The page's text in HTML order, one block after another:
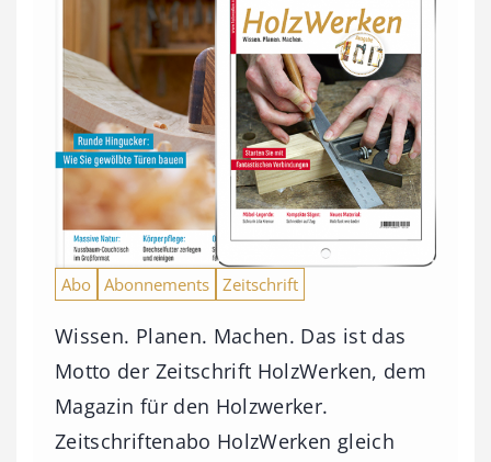
Abo Abonnements Zeitschrift
Wissen. Planen. Machen. Das ist das
Motto der Zeitschrift HolzWerken, dem
Magazin für den Holzwerker.
Zeitschriftenabo HolzWerken gleich